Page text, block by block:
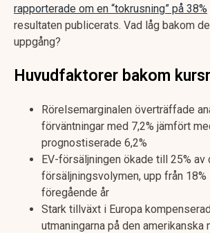
rapporterade om en “tokrusning” på 38%
resultaten publicerats. Vad låg bakom
uppgång?
Huvudfaktorer bakom
Rörelsemarginalen överträffade
förväntningar med 7,2% jämfört
prognostiserade 6,2%
EV-försäljningen ökade till 25% av
försäljningsvolymen, upp från
föregående år
Stark tillväxt i Europa
utmaningarna på den amerikanska